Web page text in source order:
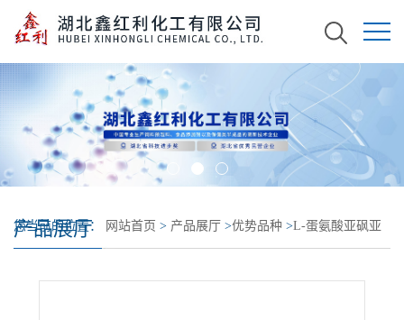
产品展厅
您当前的位置： 网站首页 > 产品展厅 >优势品种 >L-蛋氨酸亚砜亚